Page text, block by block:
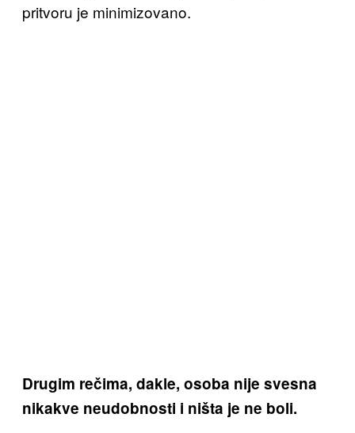
pritvoru je minimizovano.
Drugim rečima, dakle, osoba nije svesna
nikakve neudobnosti i ništa je ne boli.